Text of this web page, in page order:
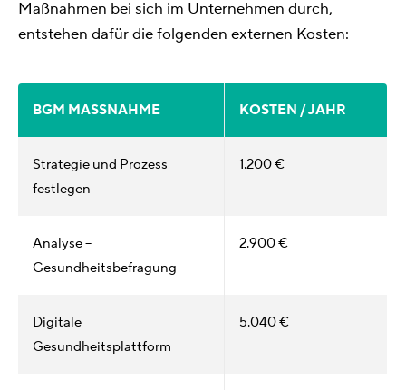
Maßnahmen bei sich im Unternehmen durch,
entstehen dafür die folgenden externen Kosten:
BGM MASSNAHME KOSTEN / JAHR
Strategie und Prozess
festlegen
1.200 €
Analyse –
Gesundheitsbefragung
2.900 €
Digitale
Gesundheitsplattform
5.040 €